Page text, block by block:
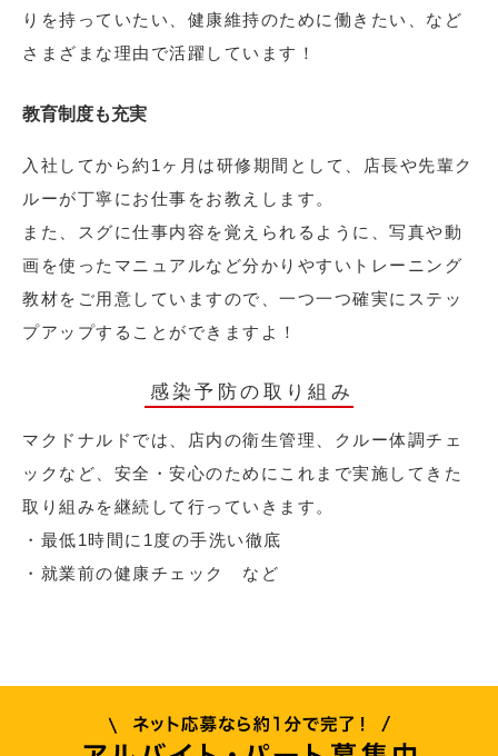
りを持っていたい、健康維持のために働きたい、など
さまざまな理由で活躍しています！
教育制度も充実
入社してから約1ヶ月は研修期間として、店長や先輩ク
ルーが丁寧にお仕事をお教えします。
また、スグに仕事内容を覚えられるように、写真や動
画を使ったマニュアルなど分かりやすいトレーニング
教材をご用意していますので、一つ一つ確実にステッ
プアップすることができますよ！
感染予防の取り組み
マクドナルドでは、店内の衛生管理、クルー体調チェ
ックなど、安全・安心のためにこれまで実施してきた
取り組みを継続して行っていきます。
・最低1時間に1度の手洗い徹底
・就業前の健康チェック など